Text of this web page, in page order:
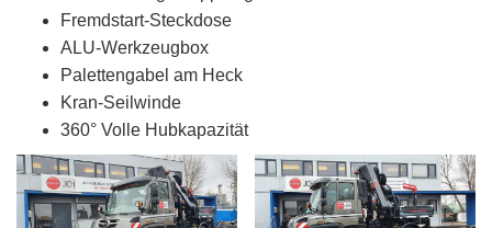
Fremdstart-Steckdose
ALU-Werkzeugbox
Palettengabel am Heck
Kran-Seilwinde
360° Volle Hubkapazität